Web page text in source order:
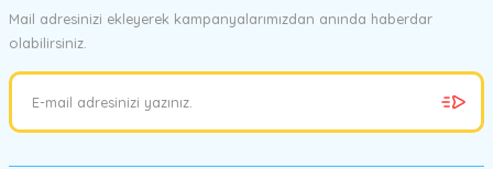
Mail adresinizi ekleyerek kampanyalarımızdan anında haberdar
olabilirsiniz.